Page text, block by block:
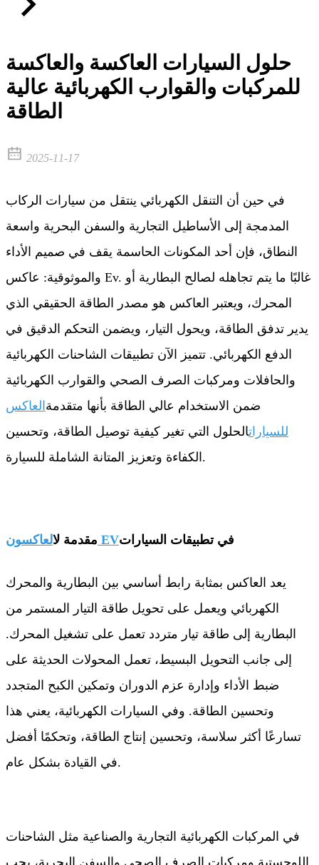
حلول السيارات العاكسة والعاكسة
للمركبات والقوارب الكهربائية عالية
الطاقة
2025-11-17
في حين أن التنقل الكهربائي ينتقل من سيارات الركاب
المدمجة إلى الأساطيل التجارية والسفن البحرية واسعة
النطاق، فإن أحد المكونات الحاسمة يقف في صميم الأداء
والموثوقية: عاكس Ev. غالبًا ما يتم تجاهله لصالح البطارية أو
المحرك، ويعتبر العاكس هو مصدر الطاقة الحقيقي الذي
يدير تدفق الطاقة، ويحول التيار، ويضمن التحكم الدقيق في
الدفع الكهربائي. تتميز الآن تطبيقات الشاحنات الكهربائية
والحافلات ومركبات الصرف الصحي والقوارب الكهربائية
ضمن الاستخدام عالي الطاقة بأنها متقدمة العاكس
للسياراتالحلول التي تغير كيفية توصيل الطاقة، وتحسين
الكفاءة وتعزيز المتانة الشاملة للسيارة.
مقدمة ل العاكسون EVفي تطبيقات السيارات
يعد العاكس بمثابة رابط أساسي بين البطارية والمحرك
الكهربائي ويعمل على تحويل طاقة التيار المستمر من
البطارية إلى طاقة تيار متردد تعمل على تشغيل المحرك.
إلى جانب التحويل البسيط، تعمل المحولات الحديثة على
ضبط الأداء وإدارة عزم الدوران وتمكين الكبح المتجدد
وتحسين الطاقة. وفي السيارات الكهربائية، يعني هذا
تسارعًا أكثر سلاسة، وتحسين إنتاج الطاقة، وتحكمًا أفضل
في القيادة بشكل عام.
في المركبات الكهربائية التجارية والصناعية مثل الشاحنات